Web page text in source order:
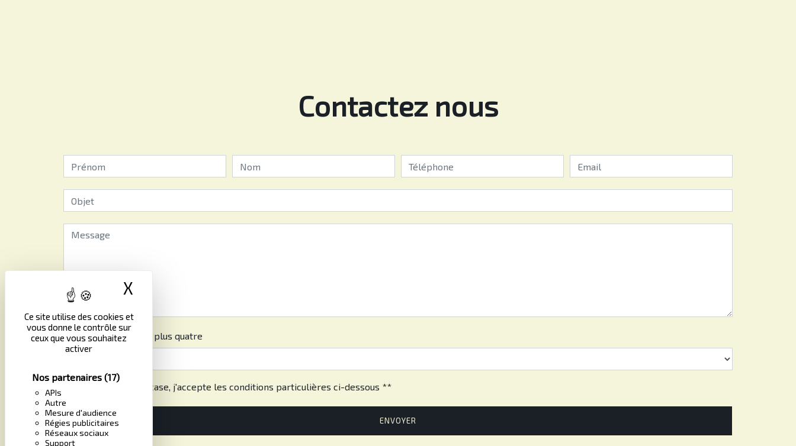
Ce site utilise des cookies et
vous donne le contrôle sur
ceux que vous souhaitez
activer
Nos partenaires (17)
APIs
Autre
Mesure d'audience
Régies publicitaires
Réseaux sociaux
Support
X
Contactez nous
Combien font quatre plus quatre
En cochant cette case, j'accepte les conditions particulières ci-dessous **
ENVOYER